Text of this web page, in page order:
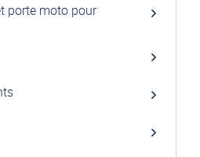
porte moto pour